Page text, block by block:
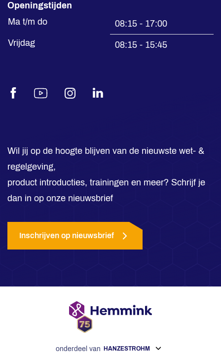
Openingstijden
Ma t/m do
08:15 - 17:00
Vrijdag
08:15 - 15:45
FacebookYoutubeInstagramLinkedIn
Wil jij op de hoogte blijven van de nieuwste wet- &
regelgeving,
product introducties, trainingen en meer? Schrijf je
dan in op onze nieuwsbrief
Inschrijven op nieuwsbrief
onderdeel van HANZESTROHM